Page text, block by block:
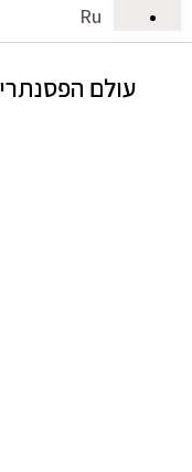
Ru
עולם